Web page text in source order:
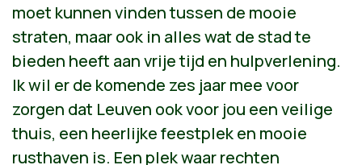
moet kunnen vinden tussen de mooie
straten, maar ook in alles wat de stad te
bieden heeft aan vrije tijd en hulpverlening.
Ik wil er de komende zes jaar mee voor
zorgen dat Leuven ook voor jou een veilige
thuis, een heerlijke feestplek en mooie
rusthaven is. Een plek waar rechten